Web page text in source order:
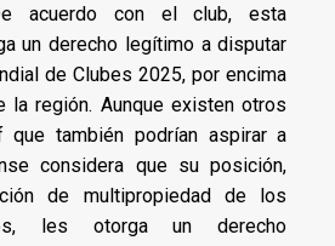
acuerdo con el club, esta
un derecho legítimo a disputar
de Clubes 2025, por encima
región. Aunque existen otros
que también podrían aspirar a
considera que su posición,
de multipropiedad de los
les otorga un derecho